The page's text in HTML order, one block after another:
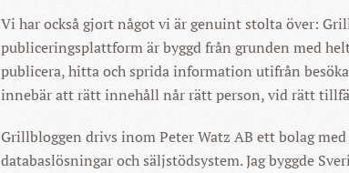
Vi har också gjort något vi är genuint stolta över:
publiceringsplattform är byggd från grunden med
publicera, hitta och sprida information utifrån
innebär att rätt innehåll når rätt person, vid rätt
Grillbloggen drivs inom Peter Watz AB ett bolag
databaslösningar och säljstödsystem. Jag byggde